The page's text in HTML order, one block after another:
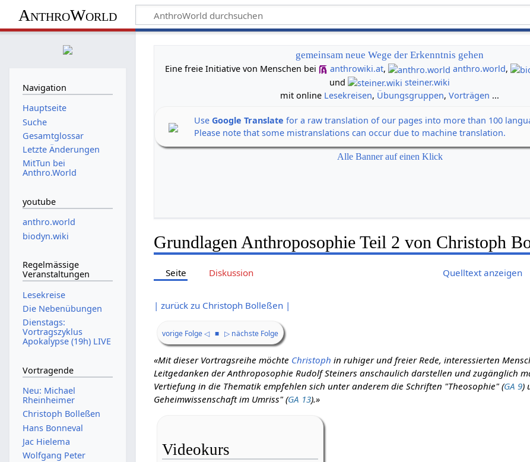
AnthroWorld
gemeinsam neue Wege der Erkenntnis gehen
Eine freie Initiative von Menschen bei
anthrowiki.at, anthro.world,
und
steiner.wiki
mit online Lesekreisen, Übungsgruppen,Vorträgen ...
UseGoogle Translate for a raw translation of our pages into more than 100
Please note that some mistranslations can occur due to machine translation.
Alle Banner auf einen Klick
Grundlagen Anthroposophie Teil 2 von Christoph
Seite Diskussion Quelltext anzeigen
| zurück zu Christoph Bolleßen |
vorige Folge ◁ ■ ▷ nächste Folge
«Mit dieser Vortragsreihe möchte Christoph in ruhiger und freier Rede, interessierten
Leitgedanken der Anthroposophie Rudolf Steiners anschaulich darstellen und zugänglich
Vertiefung in die Thematik empfehlen sich unter anderem die Schriften "Theosophie" (GA 9)
Geheimwissenschaft im Umriss" (GA 13).»
Videokurs
Navigation
Hauptseite
Suche
Gesamtglossar
Letzte Änderungen
MitTun bei
Anthro.World
youtube
anthro.world
biodyn.wiki
Regelmässige
Veranstaltungen
Lesekreise
Die Nebenübungen
Dienstags:
Vortragszyklus
Apokalypse (19h) LIVE
Vortragende
Neu: Michael
Rheinheimer
Christoph Bolleßen
Hans Bonneval
Jac Hielema
Wolfgang Peter